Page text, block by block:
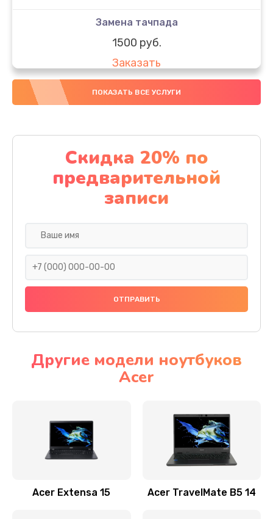
Замена тачпада
1500 руб.
Заказать
Замена южного моста
Заказать
Чистка от пыли
1060 руб.
Заказать
Ремонт подсветки
Настройка BIOS
Замена видеочипа
Заказать
ПОКАЗАТЬ ВСЕ УСЛУГИ
Скидка 20% по
предварительной
записи
Другие модели ноутбуков
Acer
Acer Extensa 15 Acer TravelMate B5 14